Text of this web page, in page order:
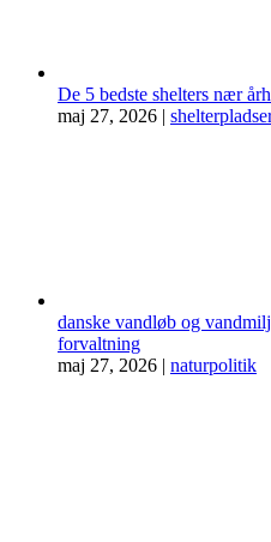
De 5 bedste shelters nær
maj 27, 2026 |
danske vandløb og
forvaltning
maj 27, 2026 | naturpolitik